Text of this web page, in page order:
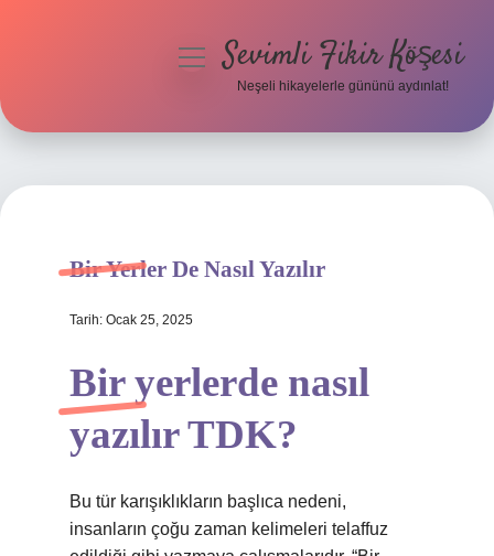
Hakkımızda
menüyüSevimli Fikir Köşesi
Neşeli hikayelerle gününü aydınlat!
Bir Yerler De Nasıl Yazılır
Tarih: Ocak 25, 2025
Bir yerlerde nasıl
yazılır TDK?
Bu tür karışıklıkların başlıca nedeni,
insanların çoğu zaman kelimeleri telaffuz